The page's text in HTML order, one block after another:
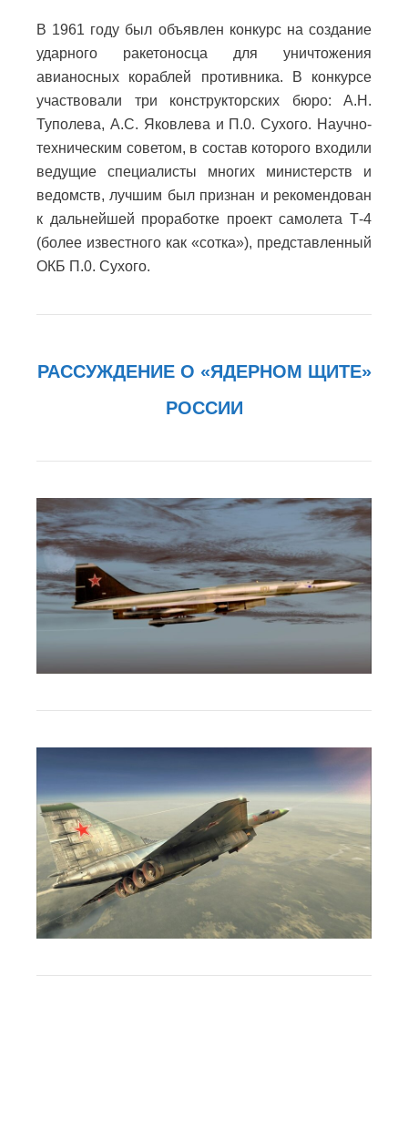
В 1961 году был объявлен конкурс на создание
ударного ракетоносца для уничтожения
авианосных кораблей противника. В конкурсе
участвовали три конструкторских бюро: А.Н.
Туполева, А.С. Яковлева и П.0. Сухого. Научно-
техническим советом, в состав которого входили
ведущие специалисты многих министерств и
ведомств, лучшим был признан и рекомендован
к дальнейшей проработке проект самолета Т-4
(более известного как «сотка»), представленный
ОКБ П.0. Сухого.
РАССУЖДЕНИЕ О «ЯДЕРНОМ ЩИТЕ»
РОССИИ